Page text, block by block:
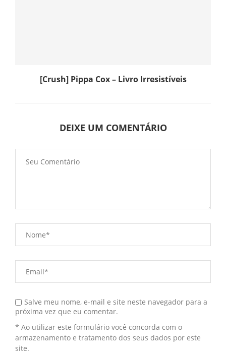
[Crush] Pippa Cox – Livro Irresistíveis
DEIXE UM COMENTÁRIO
Salve meu nome, e-mail e site neste navegador para a
próxima vez que eu comentar.
* Ao utilizar este formulário você concorda com o
armazenamento e tratamento dos seus dados por este
site.